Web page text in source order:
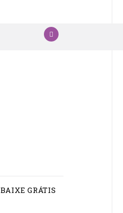
OK
BAIXE GRÁTIS